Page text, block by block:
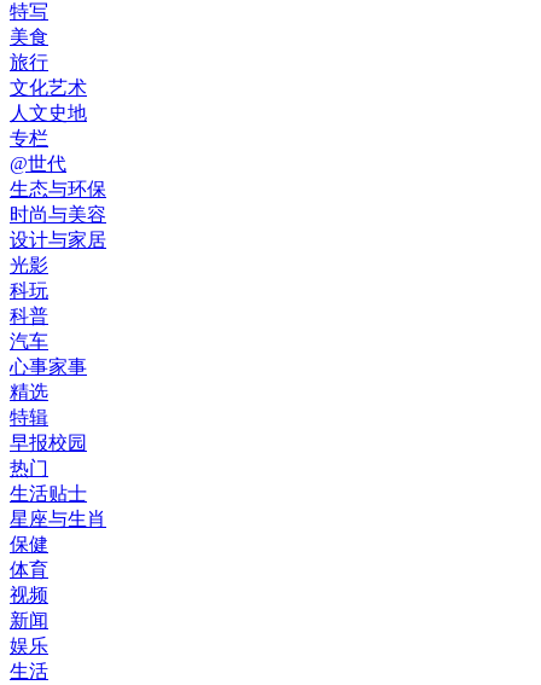
特写
美食
旅行
文化艺术
人文史地
专栏
@世代
生态与环保
时尚与美容
设计与家居
光影
科玩
科普
汽车
心事家事
精选
特辑
早报校园
热门
生活贴士
星座与生肖
保健
体育
视频
新闻
娱乐
生活